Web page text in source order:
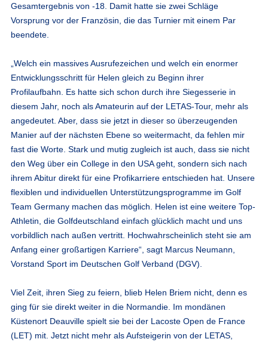
Gesamtergebnis von -18. Damit hatte sie zwei Schläge
Vorsprung vor der Französin, die das Turnier mit einem Par
beendete.
„Welch ein massives Ausrufezeichen und welch ein enormer
Entwicklungsschritt für Helen gleich zu Beginn ihrer
Profilaufbahn. Es hatte sich schon durch ihre Siegesserie in
diesem Jahr, noch als Amateurin auf der LETAS-Tour, mehr als
angedeutet. Aber, dass sie jetzt in dieser so überzeugenden
Manier auf der nächsten Ebene so weitermacht, da fehlen mir
fast die Worte. Stark und mutig zugleich ist auch, dass sie nicht
den Weg über ein College in den USA geht, sondern sich nach
ihrem Abitur direkt für eine Profikarriere entschieden hat. Unsere
flexiblen und individuellen Unterstützungsprogramme im Golf
Team Germany machen das möglich. Helen ist eine weitere Top-
Athletin, die Golfdeutschland einfach glücklich macht und uns
vorbildlich nach außen vertritt. Hochwahrscheinlich steht sie am
Anfang einer großartigen Karriere“, sagt Marcus Neumann,
Vorstand Sport im Deutschen Golf Verband (DGV).
Viel Zeit, ihren Sieg zu feiern, blieb Helen Briem nicht, denn es
ging für sie direkt weiter in die Normandie. Im mondänen
Küstenort Deauville spielt sie bei der Lacoste Open de France
(LET) mit. Jetzt nicht mehr als Aufsteigerin von der LETAS,